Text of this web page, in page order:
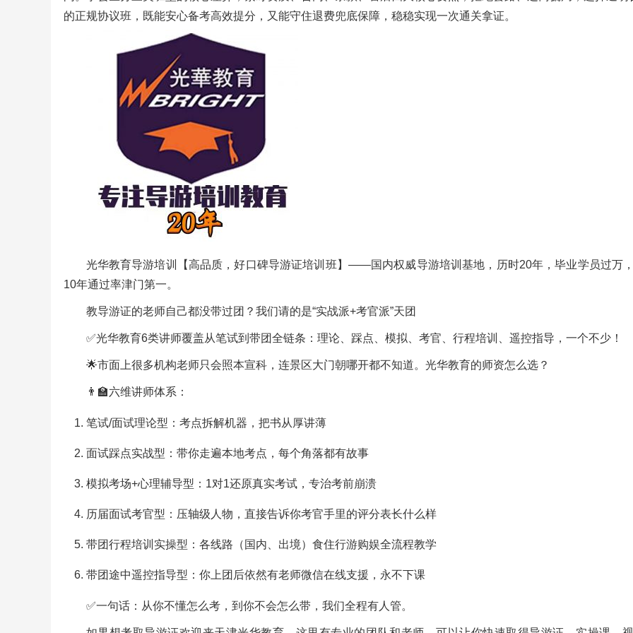
的正规协议班，既能安心备考高效提分，又能守住退费兜底保障，稳稳实现一次通关拿证。
光华教育导游培训【高品质，好口碑导游证培训班】——国内权威导游培训基地，历时20年，毕业学员过万
10年通过率津门第一。
教导游证的老师自己都没带过团？我们请的是“实战派+考官派”天团
✅光华教育6类讲师覆盖从笔试到带团全链条：理论、踩点、模拟、考官、行程培训、遥控指导，一个不少！
🌟市面上很多机构老师只会照本宣科，连景区大门朝哪开都不知道。光华教育的师资怎么选？
👨‍🏫六维讲师体系：
笔试/面试理论型：考点拆解机器，把书从厚讲薄
面试踩点实战型：带你走遍本地考点，每个角落都有故事
模拟考场+心理辅导型：1对1还原真实考试，专治考前崩溃
历届面试考官型：压轴级人物，直接告诉你考官手里的评分表长什么样
带团行程培训实操型：各线路（国内、出境）食住行游购娱全流程教学
带团途中遥控指导型：你上团后依然有老师微信在线支援，永不下课
✅一句话：从你不懂怎么考，到你不会怎么带，我们全程有人管。